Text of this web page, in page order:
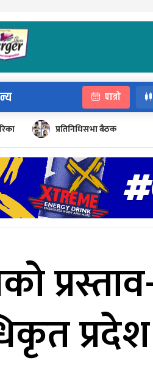
पात्रो
प्रतिनिधिसभा बैठक